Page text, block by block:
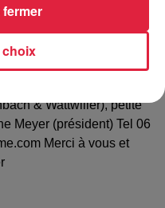
DJ pour une ambiance
de Sissi la
se prennent en
est super sympa,
& Wattwiller), petite
Meyer (président) Tel 06
Merci à vous et
choix